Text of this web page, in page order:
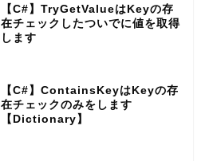
【C#】TryGetValueはKeyの存
在チェックしたついでに値を取得
します
【C#】ContainsKeyはKeyの存
在チェックのみをします
【Dictionary】